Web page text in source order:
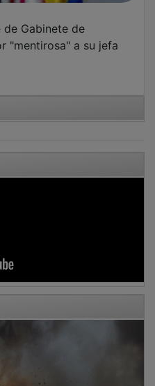
de Gabinete de
"mentirosa" a su jefa